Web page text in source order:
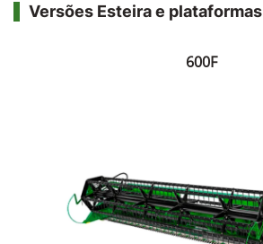
Versões Esteira e plataformas
600F